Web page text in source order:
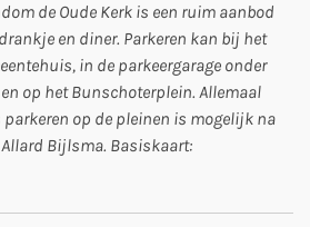
de Oude Kerk is een ruim aanbod
en diner. Parkeren kan bij het
in de parkeergarage onder
op het Bunschoterplein. Allemaal
parkeren op de pleinen is mogelijk na
Bijlsma. Basiskaart: